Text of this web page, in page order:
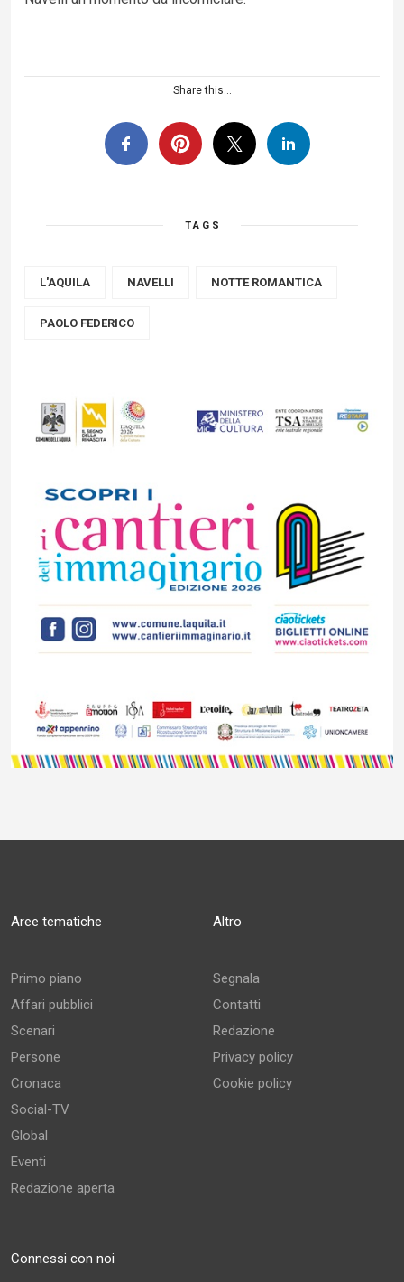
Share this...
TAGS
L'AQUILA NAVELLI NOTTE ROMANTICA
PAOLO FEDERICO
Aree tematiche
Primo piano
Affari pubblici
Scenari
Persone
Cronaca
Social-TV
Global
Eventi
Redazione aperta
Altro
Segnala
Contatti
Redazione
Privacy policy
Cookie policy
Connessi con noi